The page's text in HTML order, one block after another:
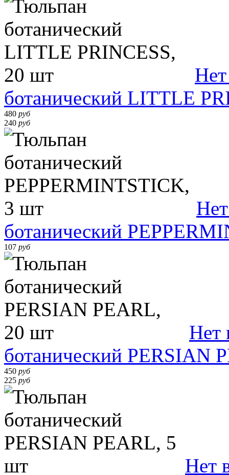
ботанический LITTLE
480 руб
240 руб
ботанический
107 руб
Нет
ботанический PERSIAN
450 руб
225 руб
Нет